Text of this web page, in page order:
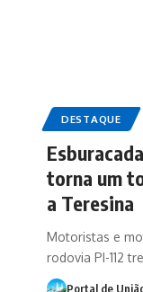
DESTAQUE
torna um
a Teresina
Motoristas e
rodovia PI-112
Portal de